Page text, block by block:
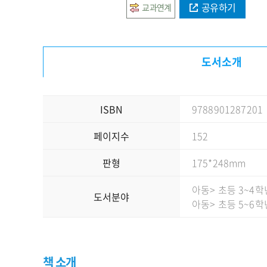
교과연계 공유하기
도서소개
ISBN
9788901287201
페이지수
152
판형
175*248mm
도서분야 아동> 초등 3~4학
아동> 초등 5~6학
책 소개